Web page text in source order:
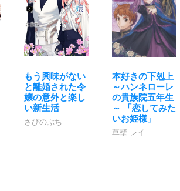
もう興味がない
と離婚された令
嬢の意外と楽し
い新生活
さびのぶち
本好きの下剋上
～ハンネローレ
の貴族院五年生
～ 「恋してみた
いお姫様」
草壁 レイ